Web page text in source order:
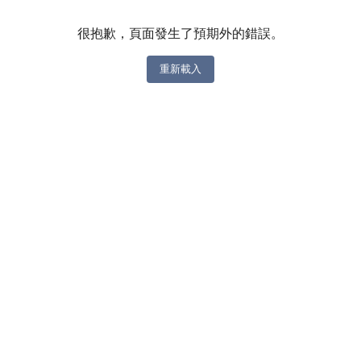
很抱歉，頁面發生了預期外的錯誤。
重新載入